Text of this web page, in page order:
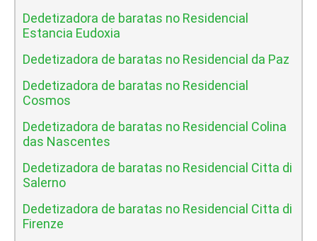
Dedetizadora de baratas no Residencial
Estancia Eudoxia
Dedetizadora de baratas no Residencial da Paz
Dedetizadora de baratas no Residencial
Cosmos
Dedetizadora de baratas no Residencial Colina
das Nascentes
Dedetizadora de baratas no Residencial Citta di
Salerno
Dedetizadora de baratas no Residencial Citta di
Firenze